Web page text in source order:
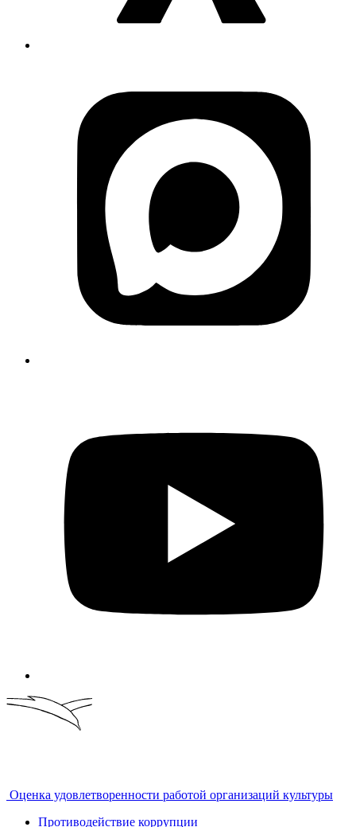
Оценка удовлетворенности работой организаций культуры
Противодействие коррупции